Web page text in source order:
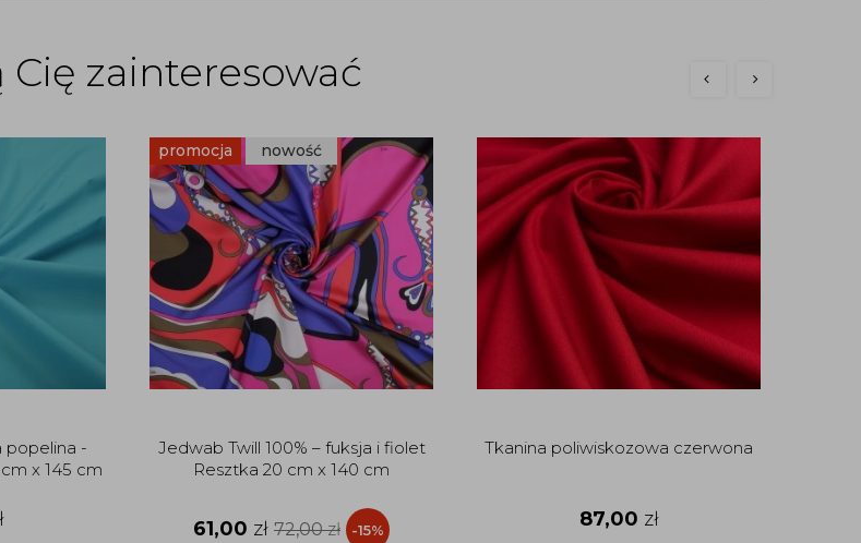
Cię zainteresować
popelina -
x 145 cm
promocja nowość
Jedwab Twill 100% – fuksja i fiolet
Resztka 20 cm x 140 cm
61,00 zł 72,00zł -15%
Tkanina poliwiskozowa czerwona
87,00 zł